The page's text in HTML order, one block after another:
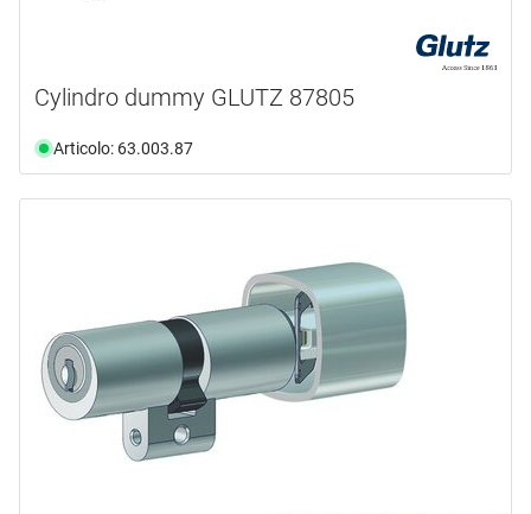
Cylindro dummy GLUTZ 87805
Articolo: 63.003.87